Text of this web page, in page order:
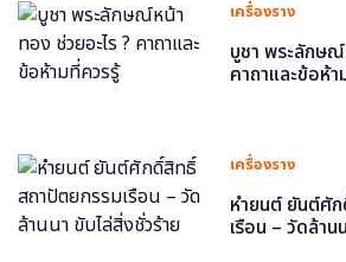
เครื่องราง
บูชา พระลักษณ์
คาถาและข้อห้
เครื่องราง
หำยนต์ ยันต์ศั
เรือน – วัดล้าน